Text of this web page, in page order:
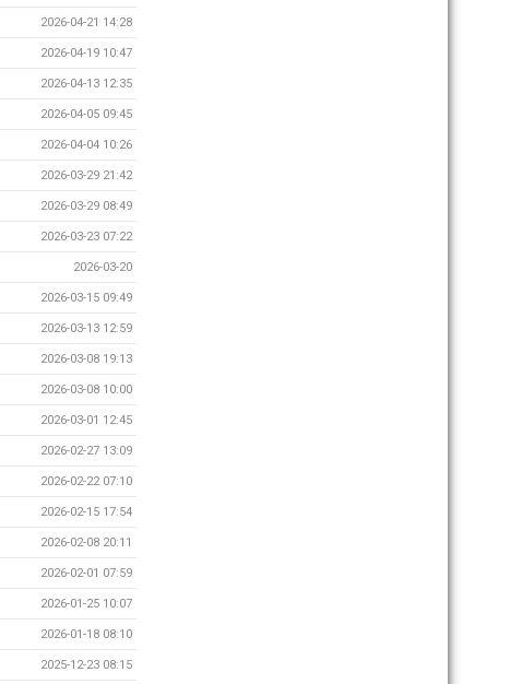
2026-04-21 14:28
2026-04-19 10:47
2026-04-13 12:35
2026-04-05 09:45
2026-04-04 10:26
2026-03-29 21:42
2026-03-29 08:49
2026-03-23 07:22
2026-03-20
2026-03-15 09:49
2026-03-13 12:59
2026-03-08 19:13
2026-03-08 10:00
2026-03-01 12:45
2026-02-27 13:09
2026-02-22 07:10
2026-02-15 17:54
2026-02-08 20:11
2026-02-01 07:59
2026-01-25 10:07
2026-01-18 08:10
2025-12-23 08:15